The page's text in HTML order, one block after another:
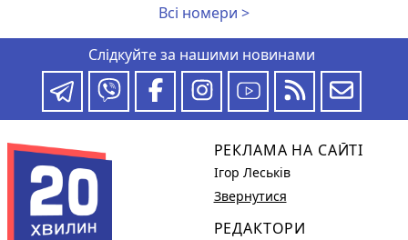
Всі номери >
Слідкуйте за нашими новинами
РЕКЛАМА НА САЙТІ
Ігор Леськів
Звернутися
РЕДАКТОРИ